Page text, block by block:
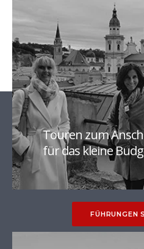
Touren zum
für das kleine
Mehrmals im Monat
Aviso rund ein
FÜHRUNGEN